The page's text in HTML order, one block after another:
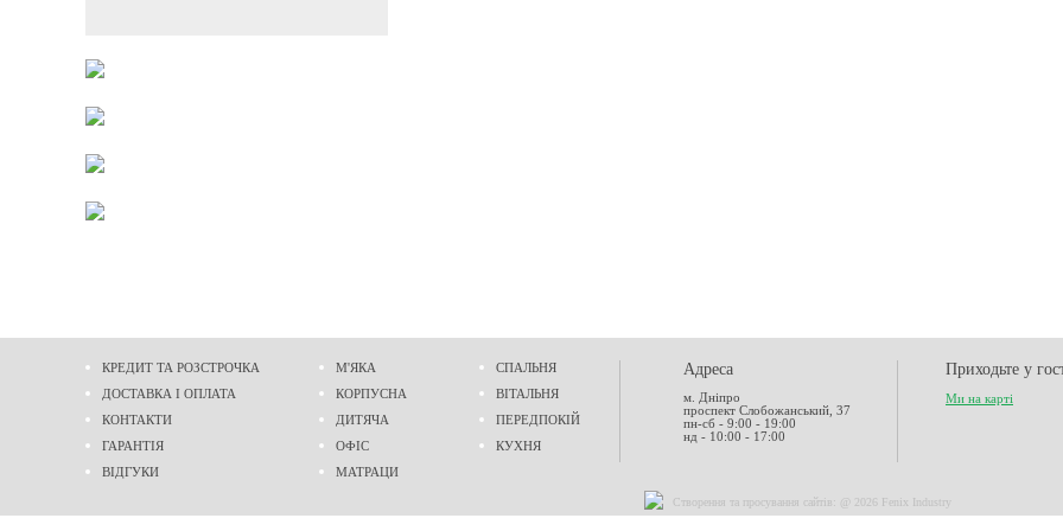
КРЕДИТ ТА РОЗСТРОЧКА
ДОСТАВКА І ОПЛАТА
КОНТАКТИ
ГАРАНТІЯ
ВІДГУКИ
М'ЯКА
КОРПУСНА
ДИТЯЧА
ОФІС
МАТРАЦИ
СПАЛЬНЯ
ВІТАЛЬНЯ
ПЕРЕДПОКІЙ
КУХНЯ
Адреса
м. Дніпро
проспект Слобожанський, 37
пн-сб - 9:00 - 19:00
нд - 10:00 - 17:00
Приходьте у
Ми на карті
Створення та просування сайтів: @ 2026 Fenix Industry